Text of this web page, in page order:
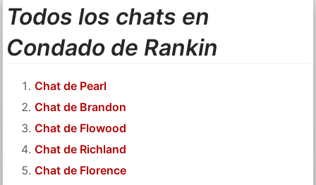
Todos los chats en
Condado de Rankin
Chat de Pearl
Chat de Brandon
Chat de Flowood
Chat de Richland
Chat de Florence